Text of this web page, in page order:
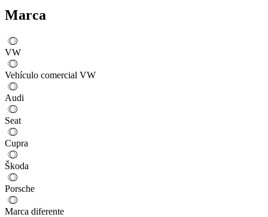
Marca
VW
Vehículo comercial VW
Audi
Seat
Cupra
Škoda
Porsche
Marca diferente